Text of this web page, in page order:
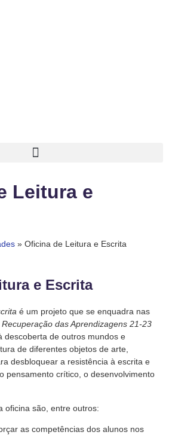
Leitura e
» Oficina de Leitura e Escrita
e Escrita
é um projeto que se enquadra nas
das Aprendizagens 21-23
descoberta de outros mundos e
de diferentes objetos de arte,
desbloquear a resistência à escrita e
pensamento crítico, o desenvolvimento
oficina são, entre outros:
as competências dos alunos nos